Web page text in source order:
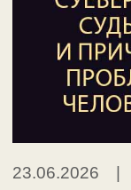
23.06.2026 |